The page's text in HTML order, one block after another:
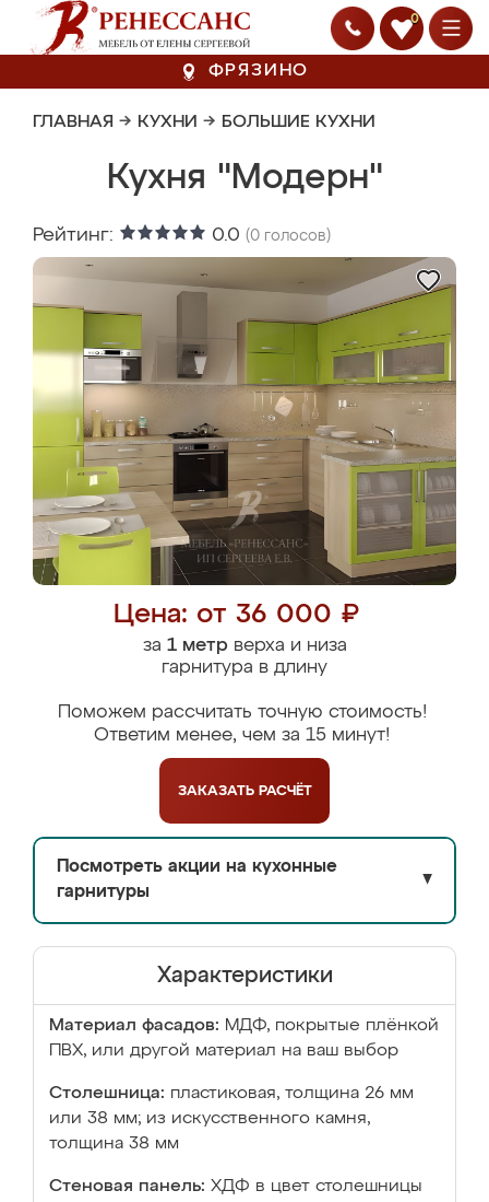
0
ФРЯЗИНО
ГЛАВНАЯ → КУХНИ → БОЛЬШИЕ КУХНИ
Кухня "Модерн"
Рейтинг: 0.0 (0 голосов)
Цена: от 36 000 ₽
за 1 метрверха и низа
гарнитура в длину
Поможем рассчитать точную стоимость!
Ответим менее, чем за 15 минут!
ЗАКАЗАТЬ РАСЧЁТ
Посмотреть акции на кухонные
гарнитуры
▼
Характеристики
Материал фасадов: МДФ, покрытые плёнкой
ПВХ, или другой материал на ваш выбор
Столешница: пластиковая, толщина 26 мм
или 38 мм; из искусственного камня,
толщина 38 мм
Стеновая панель: ХДФ в цвет столешницы